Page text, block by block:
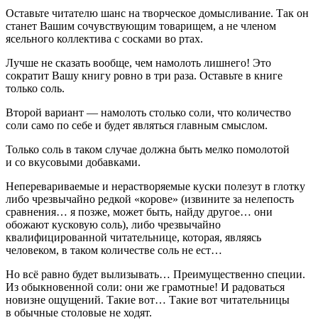
Оставьте читателю шанс на творческое домысливание. Так он
станет Вашим сочувствующим товарищем, а не членом
ясельного коллектива с сосками во ртах.
Лучше не сказать вообще, чем намолоть лишнего! Это
сократит Вашу книгу ровно в три раза. Оставьте в книге
только соль.
Второй вариант — намолоть столько соли, что количество
соли само по себе и будет являться главным смыслом.
Только соль в таком случае должна быть мелко помолотой
и со вкусовыми добавками.
Неперевариваемые и нерастворяемые куски полезут в глотку
либо чрезвычайно редкой «корове» (извините за нелепость
сравнения… я позже, может быть, найду другое… они
обожают кусковую соль), либо чрезвычайно
квалифицированной читательнице, которая, являясь
человеком, в таком количестве соль не ест…
Но всё равно будет вылизывать… Преимущественно специи.
Из обыкновенной соли: они же грамотные! И радоваться
новизне ощущений. Такие вот… Такие вот читательницы
в обычные столовые не ходят.